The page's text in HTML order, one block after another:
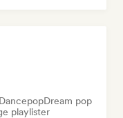
DancepopDream pop
playlister